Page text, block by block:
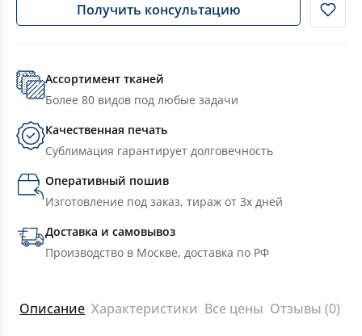
Получить консультацию
Ассортимент тканей
Более 80 видов под любые задачи
Качественная печать
Сублимация гарантирует долговечность
Оперативный пошив
Изготовление под заказ, тираж от 3х дней
Доставка и самовывоз
Производство в Москве, доставка по РФ
Описание Характеристики Все цены Отзывы (0)